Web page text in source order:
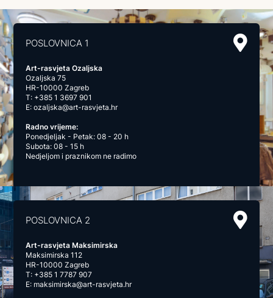
POSLOVNICA 1
Art-rasvjeta Ozaljska
Ozaljska 75
HR-10000 Zagreb
T: +385 1 3697 901
E:ozaljska@art-rasvjeta.hr
Radno vrijeme:
Ponedjeljak - Petak: 08 - 20 h
Subota: 08 - 15 h
Nedjeljom i praznikom ne radimo
POSLOVNICA 2
Art-rasvjeta Maksimirska
Maksimirska 112
HR-10000 Zagreb
T: +385 1 7787 907
E: maksimirska@art-rasvjeta.hr